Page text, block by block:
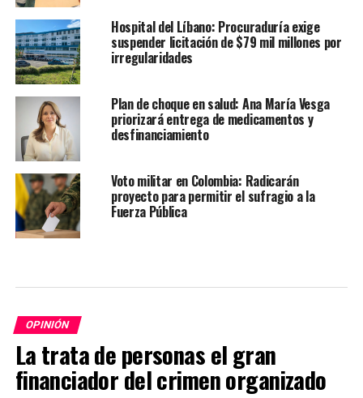
Hospital del Líbano: Procuraduría exige
suspender licitación de $79 mil millones por
irregularidades
Plan de choque en salud: Ana María Vesga
priorizará entrega de medicamentos y
desfinanciamiento
Voto militar en Colombia: Radicarán
proyecto para permitir el sufragio a la
Fuerza Pública
OPINIÓN
La trata de personas el gran
financiador del crimen organizado